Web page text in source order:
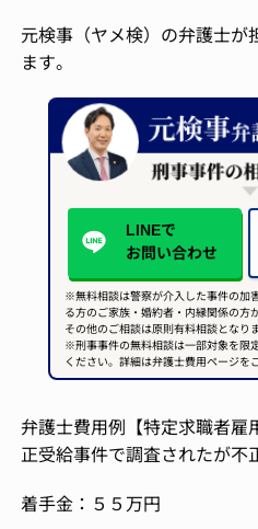
元検事（ヤメ検）の弁護士が
ます。
LINEで
お問い合わせ
※無料相談は警察が介入した事件の加
る方のご家族・婚約者・内縁関係の方
その他のご相談は原則有料相談となり
※刑事事件の無料相談は一部対象を限
ください。詳細は弁護士費用ページを
弁護士費用例【特定求職者雇
正受給事件で調査されたが不
着手金：５５万円